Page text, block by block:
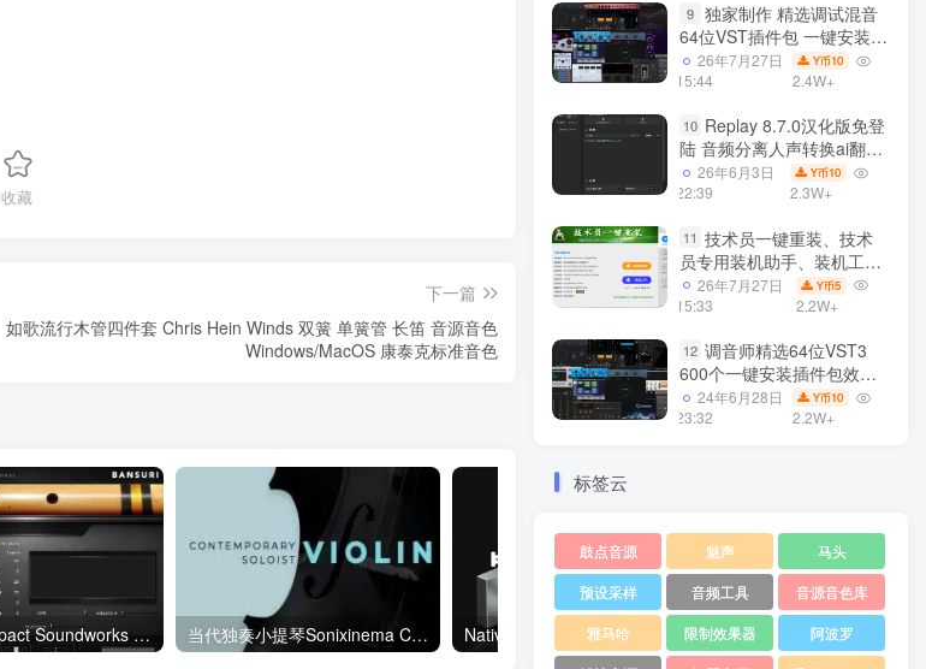
收藏
下一篇
如歌流行木管四件套 Chris Hein Winds 双簧 单簧管 长笛 音源音色
Windows/MacOS 康泰克标准音色
印度竹笛Impact Soundworks VENTUS Ethnic Winds Bansuri 康泰克格式 当代独奏小提琴Sonixinema Contemporary Soloist Violin KONTAKT0 Native Instruments Kontakt 7 v7.1.8 WIN仿真器版
9 独家制作 精选调试混音
64位VST插件包 一键安装
600个效果器合集v2.0 WiN
支持定制
26年7月27日
15:44
Y币10
2.4W+
10 Replay 8.7.0汉化版免登
陆 音频分离人声转换ai翻唱
支持50系显卡 一键安装
WiN
26年6月3日
22:39
Y币10
2.3W+
11 技术员一键重装、技术
员专用装机助手、装机工
具、电脑系统装机软件丶一
键安装系统
26年7月27日
15:33
Y币5
2.2W+
12 调音师精选64位VST3
600个一键安装插件包效果
器集合10G WiN
24年6月28日
23:32
Y币10
2.2W+
标签云
鼓点音源 魅声
马头
预设采样
音频工具
音源音色库
雅马哈
限制效果器
阿波罗